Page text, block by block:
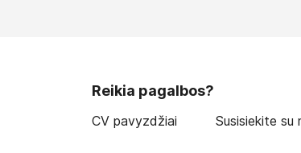
Reikia pagalbos?
CV pavyzdžiai Susisiekite su